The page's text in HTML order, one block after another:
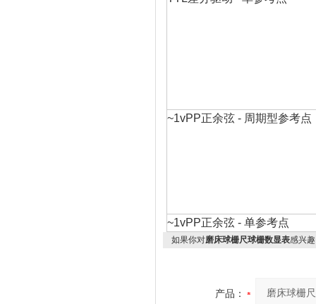
~1vPP正余弦 - 周期型参考点
~1vPP正余弦 - 单参考点
如果你对磨床球栅尺球栅数显表感兴
产品：